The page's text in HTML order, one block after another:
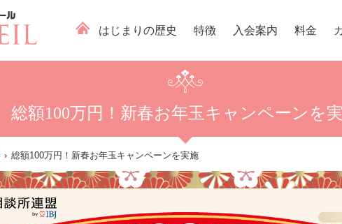
はじまりの歴史 特徴 入会案内 料金
総額100万円！新春お年玉キャンペーンを
総額100万円！新春お年玉キャンペーンを実施